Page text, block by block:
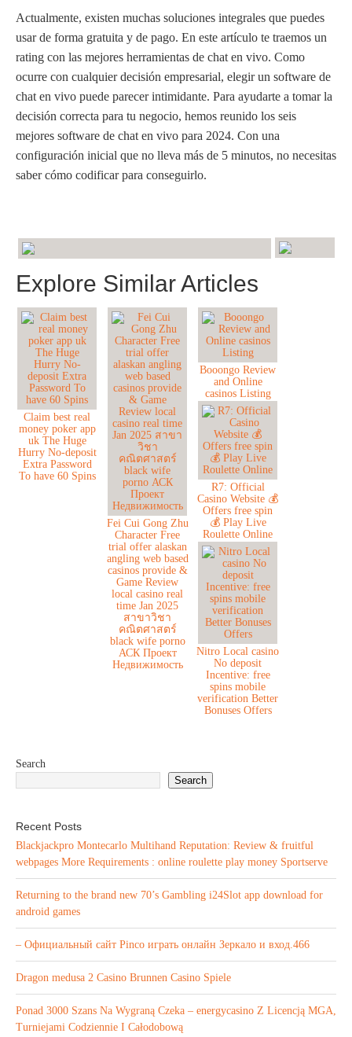
Actualmente, existen muchas soluciones integrales que puedes
usar de forma gratuita y de pago. En este artículo te traemos un
rating con las mejores herramientas de chat en vivo. Como
ocurre con cualquier decisión empresarial, elegir un software de
chat en vivo puede parecer intimidante. Para ayudarte a tomar la
decisión correcta para tu negocio, hemos reunido los seis
mejores software de chat en vivo para 2024. Con una
configuración inicial que no lleva más de 5 minutos, no necesitas
saber cómo codificar para conseguirlo.
Explore Similar Articles
Claim best real
money poker app
uk The Huge
Hurry No-deposit
Extra Password
To have 60 Spins
Fei Cui Gong Zhu
Character Free
trial offer alaskan
angling web based
casinos provide &
Game Review
local casino real
time Jan 2025
สาขาวิชา
คณิตศาสตร์
black wife porno
АСК Проект
Недвижимость
Booongo Review
and Online
casinos Listing
R7: Official
Casino Website 💰
Offers free spin
💰 Play Live
Roulette Online
Nitro Local casino
No deposit
Incentive: free
spins mobile
verification Better
Bonuses Offers
Search
Search
Recent Posts
Blackjackpro Montecarlo Multihand Reputation: Review & fruitful
webpages More Requirements : online roulette play money Sportserve
Returning to the brand new 70’s Gambling i24Slot app download for
android games
– Официальный сайт Pinco играть онлайн Зеркало и вход.466
Dragon medusa 2 Casino Brunnen Casino Spiele
Ponad 3000 Szans Na Wygraną Czeka – energycasino Z Licencją MGA,
Turniejami Codziennie I Całodobową